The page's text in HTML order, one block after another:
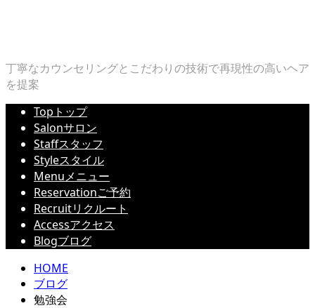
丁寧なカウンセリングとこだわりの技術で再現性の高いヘア
を提案
Top トップ
Salonサロン
Staffスタッフ
Styleスタイル
Menuメニュー
Reservationご予約
Recruitリクルート
Accessアクセス
Blogブログ
HOME
ブログ
勉強会